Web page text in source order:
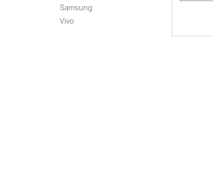
Samsung
Vivo